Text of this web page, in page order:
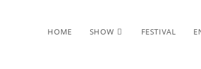
HOME SHOW FESTIVAL